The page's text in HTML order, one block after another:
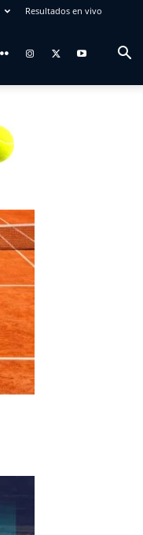
Resultados en vivo